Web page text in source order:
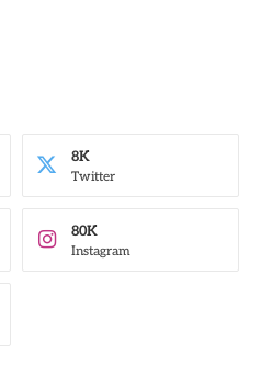
Twitter
8K
Instagram
80K